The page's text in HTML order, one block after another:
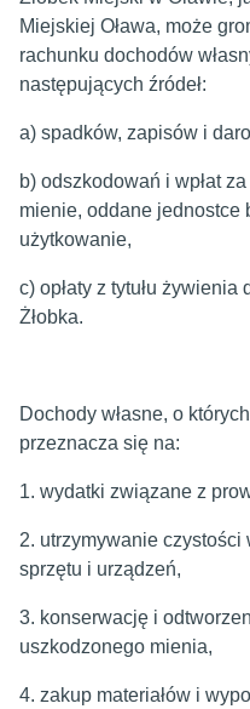
Miejskiej Oława, może
rachunku dochodów
następujących źródeł:
a) spadków, zapisów i
b) odszkodowań i wpłat
mienie, oddane jednostce
użytkowanie,
c) opłaty z tytułu
Żłobka.
Dochody własne, o
przeznacza się na:
1. wydatki związane z
2. utrzymywanie czystości
sprzętu i urządzeń,
3. konserwację i
uszkodzonego mienia,
4. zakup materiałów i